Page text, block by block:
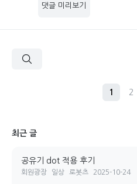
댓글 미리보기
1 2
최근 글
공유기 dot 적용 후기
회원광장 일상 로봇츠 2025-10-24